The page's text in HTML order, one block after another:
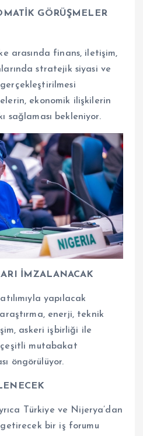
GÖRÜŞMELER
arasında finans, iletişim,
stratejik siyasi ve
ekonomik ilişkilerin
sağlaması bekleniyor.
İMZALANACAK
yapılacak
enerji, teknik
askeri işbirliği ile
çeşitli mutabakat
öngörülüyor.
Türkiye ve Nijerya’dan
getirecek bir iş forumu